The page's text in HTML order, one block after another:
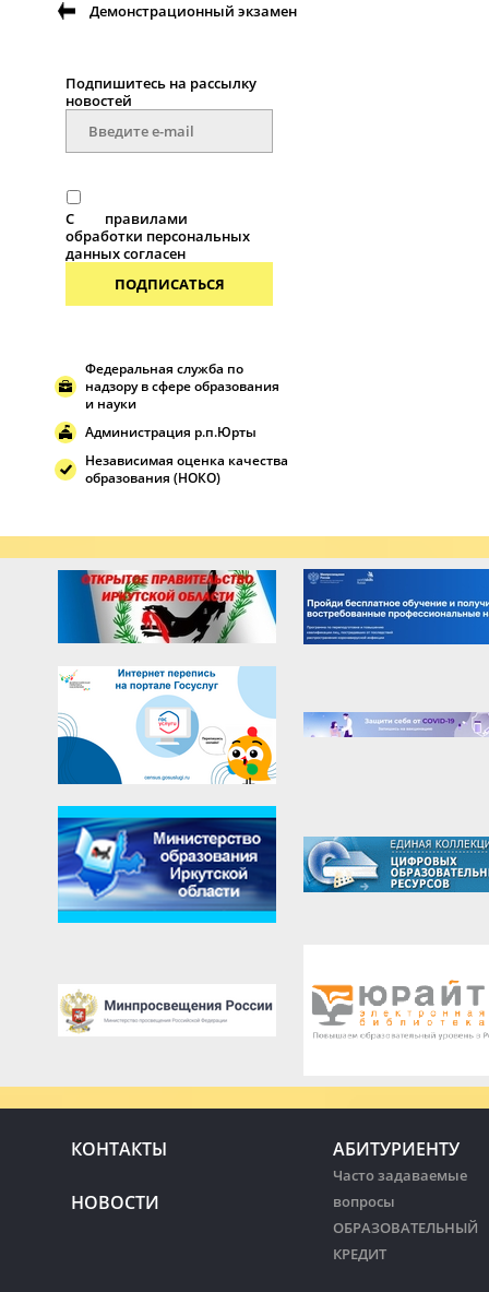
Демонстрационный экзамен
Подпишитесь на рассылку
новостей
С
правилами
обработки персональных
данных согласен
ПОДПИСАТЬСЯ
Федеральная служба по
надзору в сфере образования
и науки
Администрация р.п.Юрты
Независимая оценка качества
образования (НОКО)
КОНТАКТЫ
НОВОСТИ
АБИТУРИЕНТУ
Часто задаваемые
вопросы
ОБРАЗОВАТЕЛЬНЫЙ
КРЕДИТ